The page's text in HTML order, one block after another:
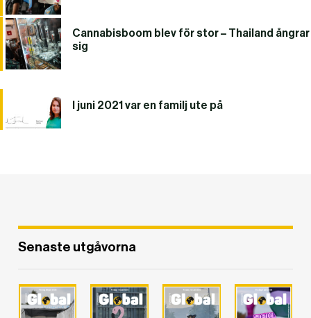
Cannabisboom blev för stor – Thailand ångrar
sig
I juni 2021 var en familj ute på
Senaste utgåvorna
DET GLOBALA PRESSTÖDET PRENUMERERA